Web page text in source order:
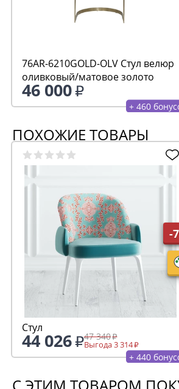
76AR-6210GOLD-OLV Стул велюр
оливковый/матовое золото
46 000
+ 460
ПОХОЖИЕ ТОВАРЫ
-
Стул
44 026 47 340
Выгода 3 314
+ 440
С ЭТИМ ТОВАРОМ